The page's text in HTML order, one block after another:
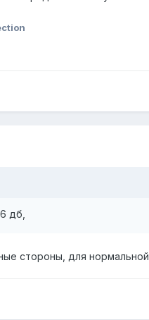
дб,
стороны, для